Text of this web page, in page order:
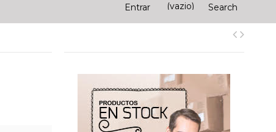
Search
(vazio)
Entrar